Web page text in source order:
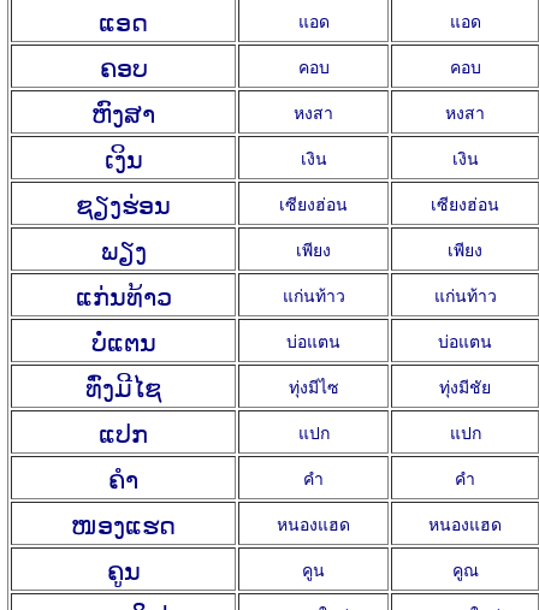
ແອດ แอด แอด
ຄອບ คอบ คอบ
ຫົງສາ หงสา หงสา
ເງິນ เงิน เงิน
ຊຽງຮ່ອນ เซียงฮ่อน เซียงฮ่อน
ພຽງ เพียง เพียง
ແກ່ນທ້າວ แก่นท้าว แก่นท้าว
ບໍ່ແຕນ บ่อแตน บ่อแตน
ທົ່ງມີໄຊ ทุ่งมีไซ ทุ่งมีชัย
ແປກ แปก แปก
ຄຳ คำ คำ
ໜອງແຮດ หนองแฮด หนองแฮด
ຄູນ คูน คูณ